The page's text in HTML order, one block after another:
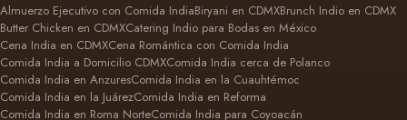
Almuerzo Ejecutivo con Comida IndiaBiryani en CDMXBrunch Indio en CDMX
Butter Chicken en CDMXCatering Indio para Bodas en México
Cena India en CDMXCena Romántica con Comida India
Comida India a Domicilio CDMXComida India cerca de Polanco
Comida India en AnzuresComida India en la Cuauhtémoc
Comida India en la JuárezComida India en Reforma
Comida India en Roma NorteComida India para Coyoacán